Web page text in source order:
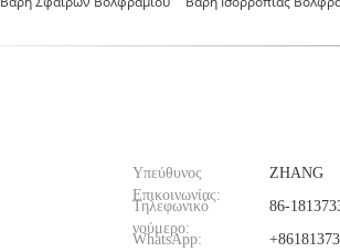
Υπεύθυνος
Επικοινωνίας:
ZHANG
Τηλεφωνικό
νούμερο:
86-
WhatsApp: